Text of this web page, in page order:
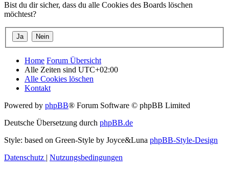
Bist du dir sicher, dass du alle Cookies des Boards löschen
möchtest?
Home Forum Übersicht
Alle Zeiten sind UTC+02:00
Alle Cookies löschen
Kontakt
Powered by phpBB® Forum Software © phpBB Limited
Deutsche Übersetzung durch phpBB.de
Style: based on Green-Style by Joyce&Luna phpBB-Style-Design
Datenschutz | Nutzungsbedingungen